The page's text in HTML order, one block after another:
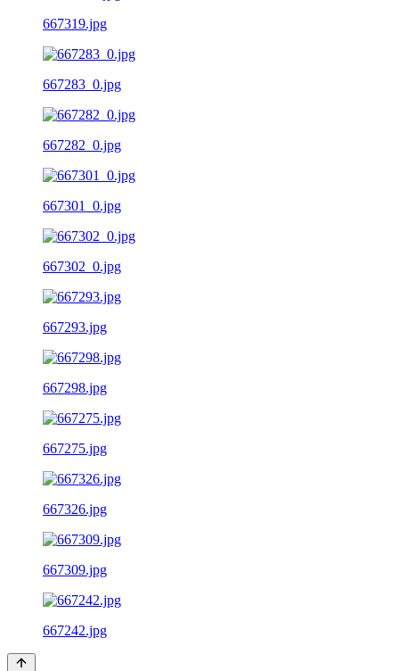
667319.jpg
667283_0.jpg
667282_0.jpg
667301_0.jpg
667302_0.jpg
667293.jpg
667298.jpg
667275.jpg
667326.jpg
667309.jpg
667242.jpg